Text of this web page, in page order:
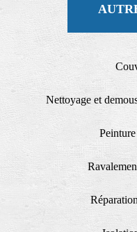
Nettoyage et